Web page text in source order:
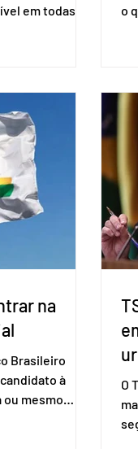
em todas as
o eleitor pode
esse
exigido o
para acesso
eletrônica
o
na
Brasileiro
à
ou mesmo
O